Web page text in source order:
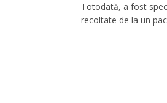
Totodată, a fost
recoltate de la un